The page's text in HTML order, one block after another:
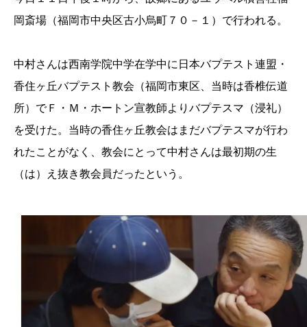
岡斎場（福岡市中央区古小烏町７０－１）で行われる。
中村さんは西南学院中学在学中に日本バプテスト連盟・
香住ヶ丘バプテスト教会（福岡市東区、当時は香椎伝道
所）でＦ・Ｍ・ホートン宣教師よりバプテスマ（浸礼）
を受けた。当時の香住ヶ丘教会はまだバプテスマが行わ
れたことがなく、教会にとって中村さんは最初期の生
（は）え抜き教会員だったという。